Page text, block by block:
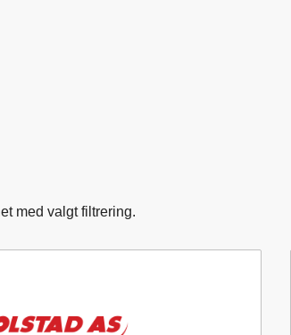
med valgt filtrering.